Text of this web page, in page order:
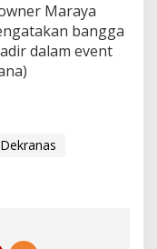
Maraya
bangga
dalam event